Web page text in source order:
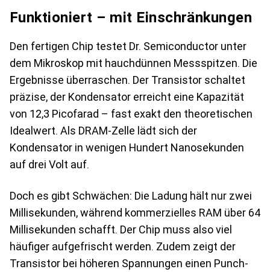
Funktioniert – mit Einschränkungen
Den fertigen Chip testet Dr. Semiconductor unter
dem Mikroskop mit hauchdünnen Messspitzen. Die
Ergebnisse überraschen. Der Transistor schaltet
präzise, der Kondensator erreicht eine Kapazität
von 12,3 Picofarad – fast exakt den theoretischen
Idealwert. Als DRAM-Zelle lädt sich der
Kondensator in wenigen Hundert Nanosekunden
auf drei Volt auf.
Doch es gibt Schwächen: Die Ladung hält nur zwei
Millisekunden, während kommerzielles RAM über 64
Millisekunden schafft. Der Chip muss also viel
häufiger aufgefrischt werden. Zudem zeigt der
Transistor bei höheren Spannungen einen Punch-